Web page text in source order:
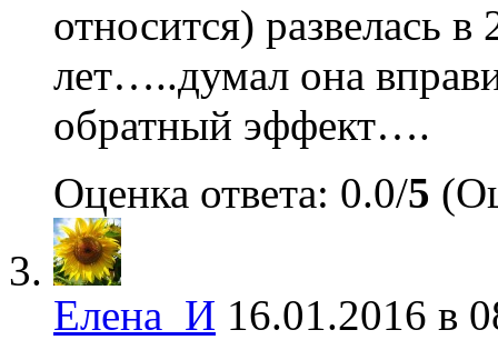
относится) развелась
лет…..думал она
обратный эффект….
Оценка ответа: 0.0/5
Елена_И 16.01.2016 в